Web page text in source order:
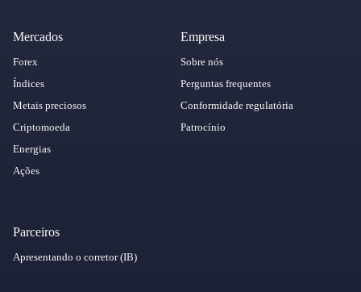
Mercados
Forex
Índices
Metais preciosos
Criptomoeda
Energias
Ações
Empresa
Sobre nós
Perguntas frequentes
Conformidade regulatória
Patrocínio
Parceiros
Apresentando o corretor (IB)